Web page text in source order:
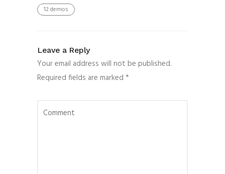
12 demos
Leave a Reply
Your email address will not be published.
Required fields are marked *